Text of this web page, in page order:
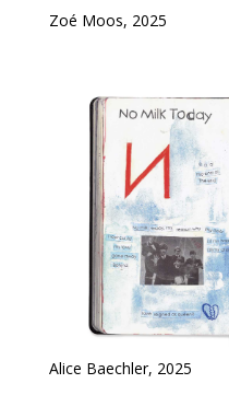
Zoé Moos, 2025
Alice Baechler, 2025